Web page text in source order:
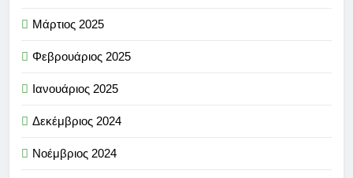
Μάρτιος 2025
Φεβρουάριος 2025
Ιανουάριος 2025
Δεκέμβριος 2024
Νοέμβριος 2024